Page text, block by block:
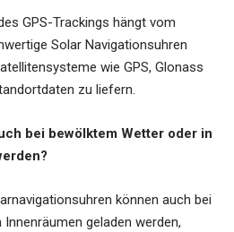
GPS-Trackings hängt vom
Solar Navigationsuhren
wie GPS, Glonass
zu liefern.
bei bewölktem Wetter oder in
können auch bei
geladen werden,